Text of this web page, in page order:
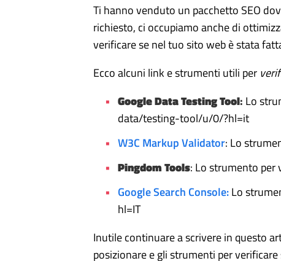
Ti hanno venduto un pacchetto SEO
richiesto, ci occupiamo anche di
verificare se nel tuo sito web è stata
Ecco alcuni link e strumenti utili per
Google Data Testing Tool: Lo
data/testing-tool/u/0/?hl=it
W3C Markup Validator: Lo
Pingdom Tools: Lo strumento
Google Search Console:Lo
hl=IT
Inutile continuare a scrivere in questo
posizionare e gli strumenti per